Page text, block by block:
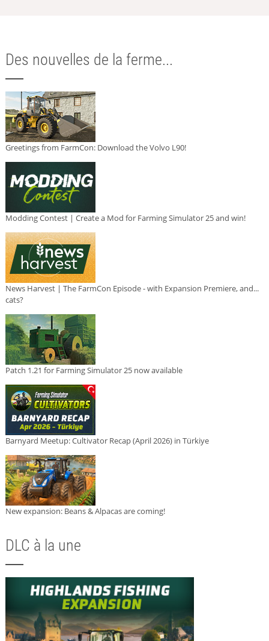
Des nouvelles de la ferme...
Greetings from FarmCon: Download the Volvo L90!
Modding Contest | Create a Mod for Farming Simulator 25 and win!
News Harvest | The FarmCon Episode - with Expansion Premiere, and...
cats?
Patch 1.21 for Farming Simulator 25 now available
Barnyard Meetup: Cultivator Recap (April 2026) in Türkiye
New expansion: Beans & Alpacas are coming!
DLC à la une